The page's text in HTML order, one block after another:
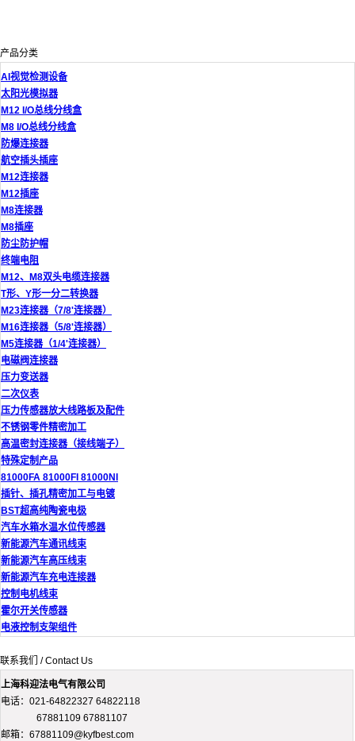
产品分类
AI视觉检测设备
太阳光模拟器
M12 I/O总线分线盒
M8 I/O总线分线盒
防爆连接器
航空插头插座
M12连接器
M12插座
M8连接器
M8插座
防尘防护帽
终端电阻
M12、M8双头电缆连接器
T形、Y形一分二转换器
M23连接器（7/8'连接器）
M16连接器（5/8'连接器）
M5连接器（1/4'连接器）
电磁阀连接器
压力变送器
二次仪表
压力传感器放大线路板及配件
不锈钢零件精密加工
高温密封连接器（接线端子）
特殊定制产品
81000FA 81000FI 81000NI
插针、插孔精密加工与电镀
BST超高纯陶瓷电极
汽车水箱水温水位传感器
新能源汽车通讯线束
新能源汽车高压线束
新能源汽车充电连接器
控制电机线束
霍尔开关传感器
电液控制支架组件
联系我们 / Contact Us
上海科迎法电气有限公司
电话：021-64822327 64822118
67881109 67881107
邮箱：67881109@kyfbest.com